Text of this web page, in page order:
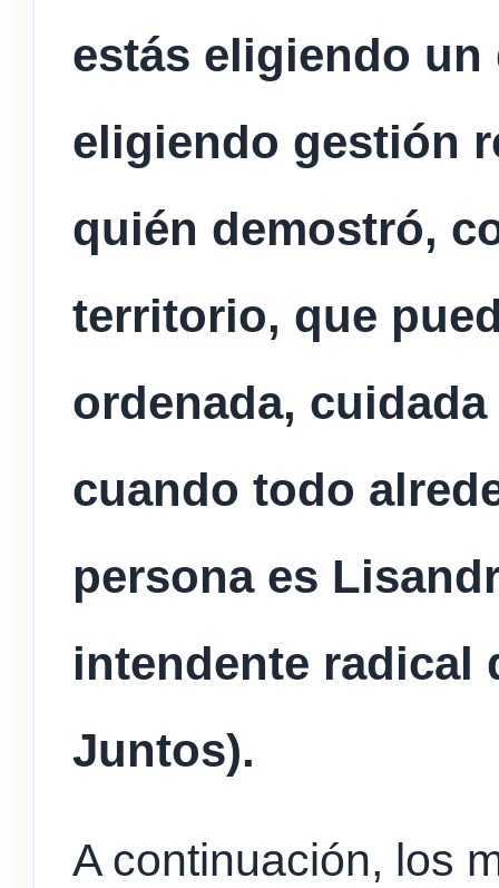
estás eligiendo
eligiendo gestión
quién demostró,
territorio, que
ordenada,
cuando todo
persona es
intendente radical
Juntos).
A continuación, los